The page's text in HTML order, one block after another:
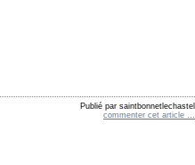
Publié par saintbonnetlechastel
commenter cet article …